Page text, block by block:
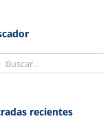
recientes